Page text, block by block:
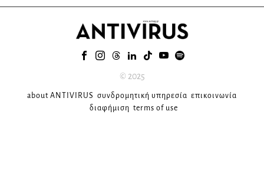
© 2025
about ANTIVIRUS συνδρομητική υπηρεσία επικοινωνία
διαφήμιση terms of use